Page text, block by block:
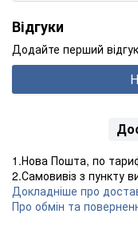
Відгуки
Додайте перший відгук
1.Нова Пошта, по
2.Самовивіз з пункту
Докладніше про
Про обмін та